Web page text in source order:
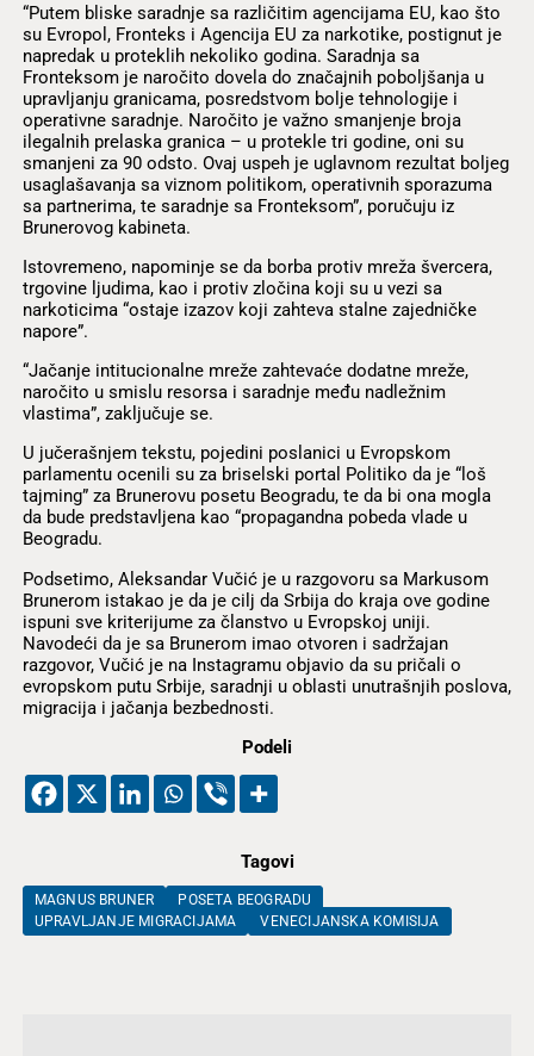
“Putem bliske saradnje sa različitim agencijama EU, kao što
su Evropol, Fronteks i Agencija EU za narkotike, postignut je
napredak u proteklih nekoliko godina. Saradnja sa
Fronteksom je naročito dovela do značajnih poboljšanja u
upravljanju granicama, posredstvom bolje tehnologije i
operativne saradnje. Naročito je važno smanjenje broja
ilegalnih prelaska granica – u protekle tri godine, oni su
smanjeni za 90 odsto. Ovaj uspeh je uglavnom rezultat boljeg
usaglašavanja sa viznom politikom, operativnih sporazuma
sa partnerima, te saradnje sa Fronteksom”, poručuju iz
Brunerovog kabineta.
Istovremeno, napominje se da borba protiv mreža švercera,
trgovine ljudima, kao i protiv zločina koji su u vezi sa
narkoticima “ostaje izazov koji zahteva stalne zajedničke
napore”.
“Jačanje intitucionalne mreže zahtevaće dodatne mreže,
naročito u smislu resorsa i saradnje među nadležnim
vlastima”, zaključuje se.
U jučerašnjem tekstu, pojedini poslanici u Evropskom
parlamentu ocenili su za briselski portal Politiko da je “loš
tajming” za Brunerovu posetu Beogradu, te da bi ona mogla
da bude predstavljena kao “propagandna pobeda vlade u
Beogradu.
Podsetimo, Aleksandar Vučić je u razgovoru sa Markusom
Brunerom istakao je da je cilj da Srbija do kraja ove godine
ispuni sve kriterijume za članstvo u Evropskoj uniji.
Navodeći da je sa Brunerom imao otvoren i sadržajan
razgovor, Vučić je na Instagramu objavio da su pričali o
evropskom putu Srbije, saradnji u oblasti unutrašnjih poslova,
migracija i jačanja bezbednosti.
Podeli
Tagovi
MAGNUS BRUNER
POSETA BEOGRADU
UPRAVLJANJE MIGRACIJAMA
VENECIJANSKA KOMISIJA